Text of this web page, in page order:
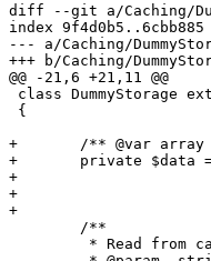
diff --git a/Caching/
index 9f4d0b5..6cbb885
--- a/Caching/
+++ b/Caching/
@@ -21,6 +21,11 @@
class DummyStorage
{
+	/** @var array */
+	private $data = array();
+
+
+